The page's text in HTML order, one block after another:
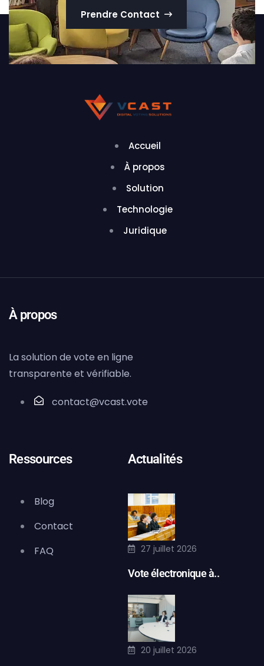
Prendre Contact
Accueil
À propos
Solution
Technologie
Juridique
À propos
La solution de vote en ligne
transparente et vérifiable.
contact@vcast.vote
Ressources
Blog
Contact
FAQ
Actualités
27 juillet 2026
Vote électronique à..
20 juillet 2026